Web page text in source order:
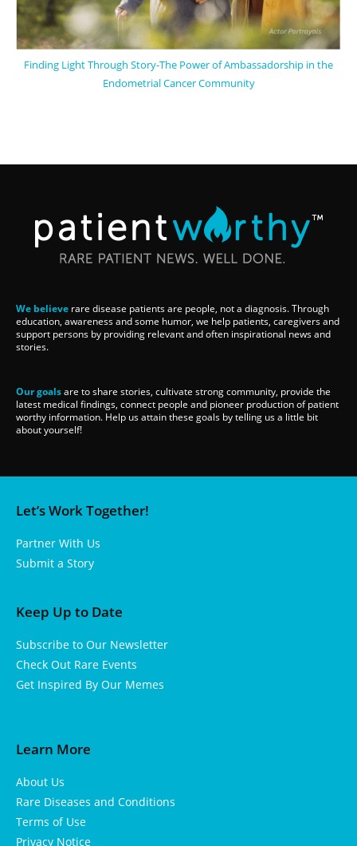
Finding Light Through Story-The Power of Ambassadorship in the
Endometrial Cancer Community
We believe rare disease patients are people, not a diagnosis. Through
education, awareness and some humor, we help patients, caregivers and
support persons by providing relevant and often inspirational news and
stories.
Our goalsare to share stories, cultivate strong community, provide the
latest medical findings, connect people and pioneer production of patient
worthy information. Help us attain these goals by telling us a little bit
about yourself!
Let’s Work Together!
Partner With Us
Submit a Story
Keep Up to Date
Subscribe to Our Newsletter
Check Out Rare Events
Get Inspired By Our Memes
Learn More
About Us
Rare Diseases and Conditions
Terms of Use
Privacy Notice